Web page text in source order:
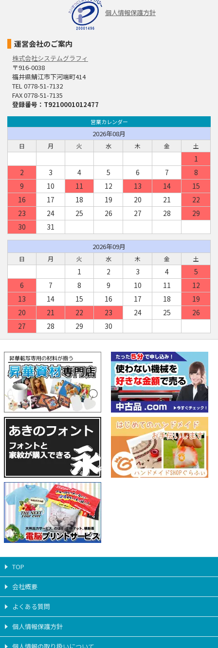
個人情報保護方針
運営会社のご案内
株式会社システムグラフィ
〒916-0038
福井県鯖江市下河端町414
TEL 0778-51-7132
FAX 0778-51-7135
登録番号：T9210001012477
営業カレンダー
2026年08月
日 月 火 水 木 金 土
1
2
3 4 5 6 7
8
9
10 11 12 13 14
15
16
17 18 19 20 21
22
23
24 25 26 27 28
29
30
31
2026年09月
日 月 火 水 木 金 土
1 2 3 4
5
6
7 8 9 10 11
12
13
14 15 16 17 18
19
20
21 22 23 24 25
26
27
28 29 30
TOP
会社概要
よくある質問
個人情報保護方針